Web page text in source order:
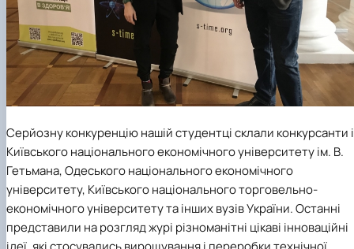
Серйозну конкуренцію нашій студентці склали конкурсанти
Київського національного економічного університету ім. В.
Гетьмана, Одеського національного економічного
університету, Київського національного торговельно-
економічного університету та інших вузів України. Останні
представили на розгляд журі різноманітні цікаві інноваційні